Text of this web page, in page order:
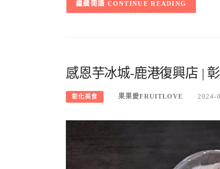
CONTINUE READING
感恩芋冰城-鹿港復興店 |
彰化美食 果果愛FRUITLOVE 2024-